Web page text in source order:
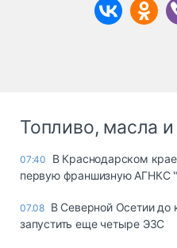
Топливо, масла
07:40
В Краснодарском
первую франшизную АГНКС
07.08 В Северной Осетии до
запустить еще четыре ЭЗС